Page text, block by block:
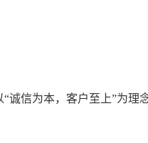
诚信为本，客户至上”为理